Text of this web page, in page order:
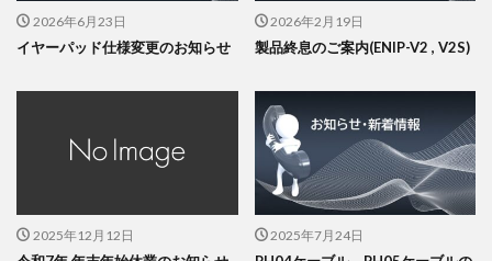
2026年6月23日
イヤーパッド仕様変更のお知らせ
2026年2月19日
製品終息のご案内(ENIP-V2 , V2S)
2025年12月12日 2025年7月24日